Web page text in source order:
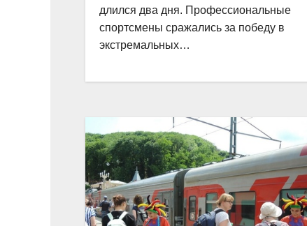
длился два дня. Профессиональные
спортсмены сражались за победу в
экстремальных…